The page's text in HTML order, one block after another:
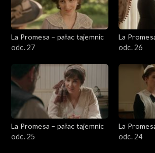
La Promesa – pałac tajemnic
odc. 27
La
odc. 26
La Promesa – pałac tajemnic
odc. 25
La
odc. 24